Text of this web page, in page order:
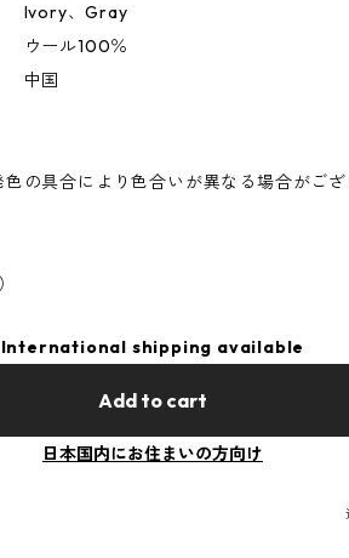
Ivory、Gray
ウール100％
中国
の具合により色合いが異なる場合がござ
International shipping available
Add to cart
日本国内にお住まいの方向け